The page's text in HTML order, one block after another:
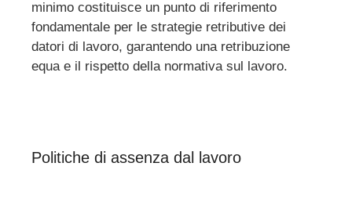
minimo costituisce un punto di riferimento
fondamentale per le strategie retributive dei
datori di lavoro, garantendo una retribuzione
equa e il rispetto della normativa sul lavoro.
Politiche di assenza dal lavoro